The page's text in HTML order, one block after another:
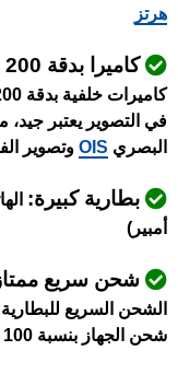
هرتز
كاميرا بدقة 200 ميجابكسل:
في التصوير يعتبر جيد،
البصري OIS وتصوير
بطارية كبيرة:
أمبير)
شحن سريع
شحن الجهاز بنسبة 100 في المئة خلال 44 دقيقة